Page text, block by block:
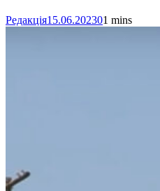
Редакція15.06.202301 mins